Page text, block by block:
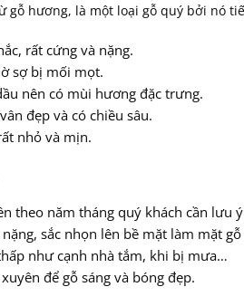
gỗ hương, là một loại gỗ quý bởi nó
rất cứng và nặng.
sợ bị mối mọt.
nên có mùi hương đặc trưng.
đẹp và có chiều sâu.
nhỏ và mịn.
theo năm tháng quý khách cần lưu
sắc nhọn lên bề mặt làm mặt
như cạnh nhà tắm, khi bị mưa…
để gỗ sáng và bóng đẹp.